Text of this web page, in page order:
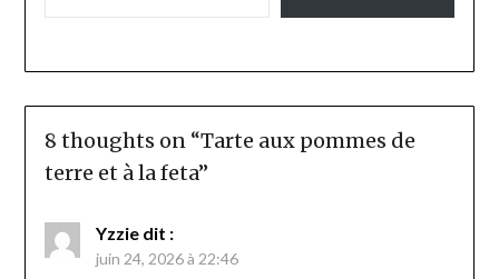
8 thoughts on “Tarte aux pommes de
terre et à la feta”
Yzzie dit :
juin 24, 2026 à 22:46